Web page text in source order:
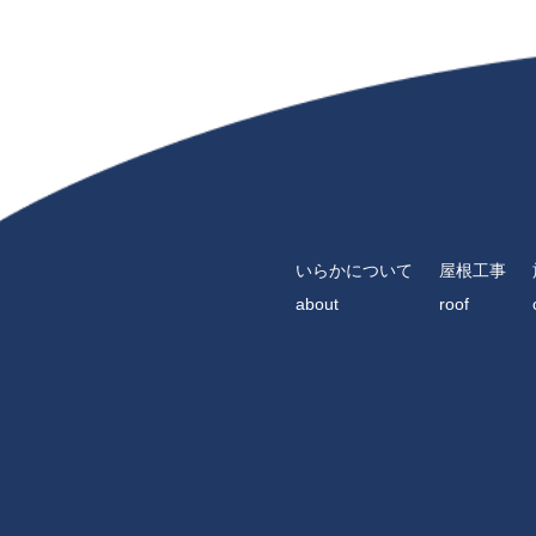
いらかについて
about
屋根工事
roof